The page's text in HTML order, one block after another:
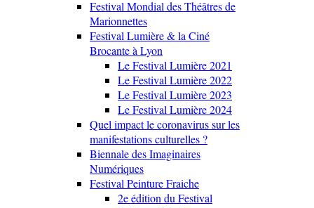
Festival Mondial des Théâtres de
Marionnettes
Festival Lumière & la Ciné
Brocante à Lyon
Le Festival Lumière 2021
Le Festival Lumière 2022
Le Festival Lumière 2023
Le Festival Lumière 2024
Quel impact le coronavirus sur les
manifestations culturelles ?
Biennale des Imaginaires
Numériques
Festival Peinture Fraiche
2e édition du Festival